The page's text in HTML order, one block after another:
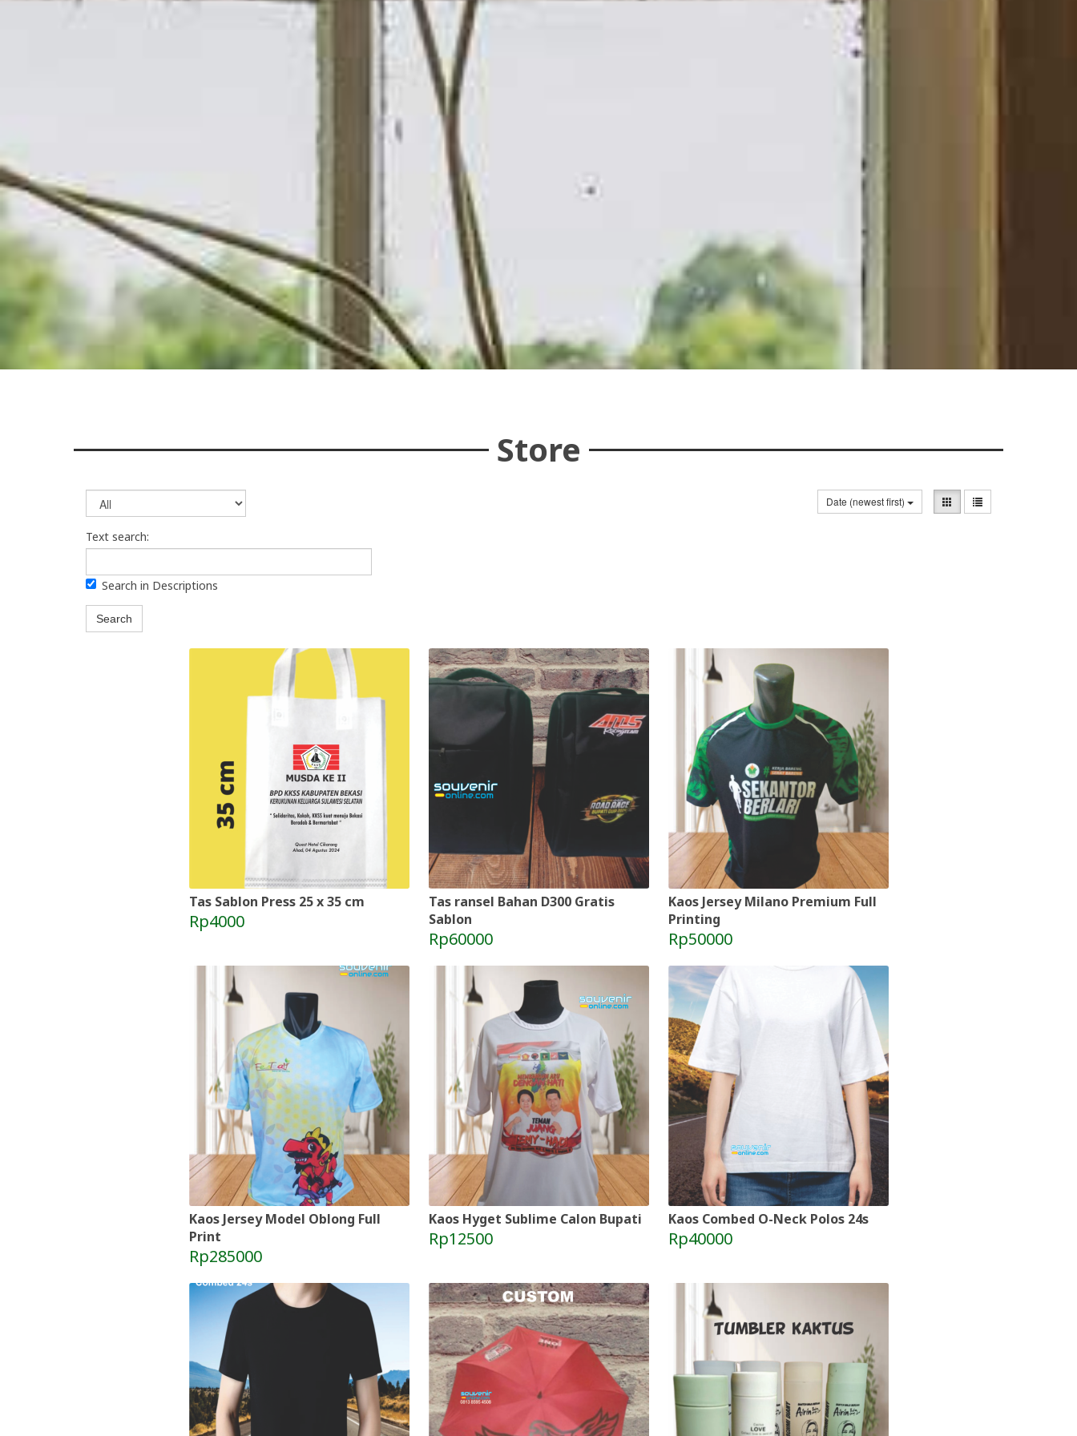
Store
Date (newest first)
Text search:
Search in Descriptions
Search
Tas Sablon Press 25 x 35 cm
Rp4000
Tas ransel Bahan D300 Gratis
Sablon
Rp60000
Kaos Jersey Milano Premium Full
Printing
Rp50000
Kaos Jersey Model Oblong Full
Print
Rp285000
Kaos Hyget Sublime Calon Bupati
Rp12500
Kaos Combed O-Neck Polos 24s
Rp40000